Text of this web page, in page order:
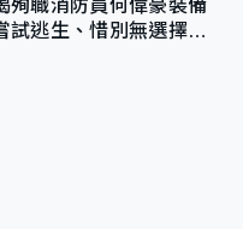
殉職消防員何偉豪裝備
逃生、惜別無選擇下